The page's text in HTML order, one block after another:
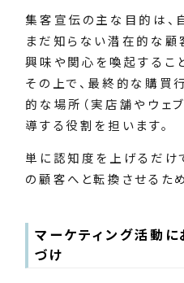
集客宣伝の主な目的は、
まだ知らない潜在的な顧
興味や関心を喚起すること
その上で、最終的な購買
的な場所（実店舗やウェ
導する役割を担います。
単に認知度を上げるだけ
の顧客へと転換させるた
マーケティング活動
づけ